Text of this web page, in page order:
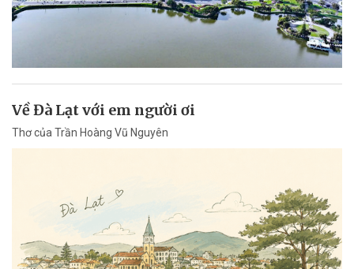
Về Đà Lạt với em người ơi
Thơ của Trần Hoàng Vũ Nguyên